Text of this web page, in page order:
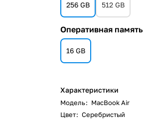
256 GB 512 GB
Оперативная память
16 GB
Характеристики
Модель: MacBook Air
Цвет: Серебристый